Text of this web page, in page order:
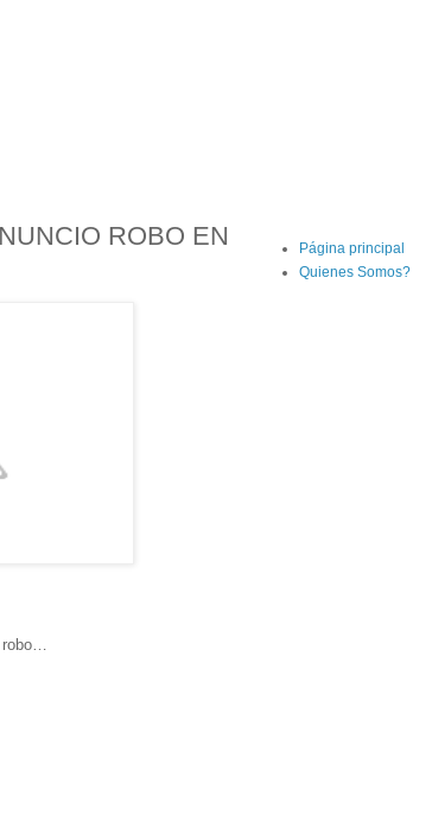
ROBO EN
Página principal
Quienes Somos?